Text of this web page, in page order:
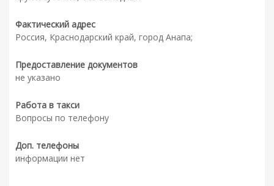
Фактический адрес
Россия, Краснодарский край, город Анапа;
Предоставление документов
не указано
Работа в такси
Вопросы по телефону
Доп. телефоны
информации нет